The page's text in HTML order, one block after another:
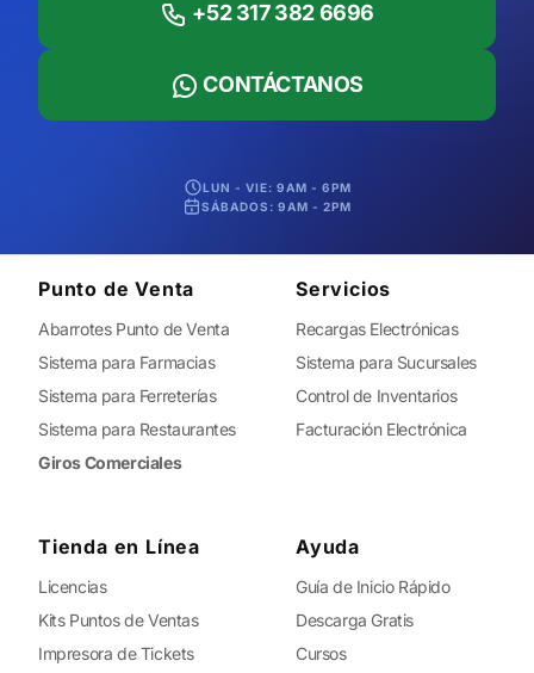
+52 317 382 6696
CONTÁCTANOS
LUN - VIE: 9AM - 6PM
SÁBADOS: 9AM - 2PM
Punto de Venta
Abarrotes Punto de Venta
Sistema para Farmacias
Sistema para Ferreterías
Sistema para Restaurantes
Giros Comerciales
Servicios
Recargas Electrónicas
Sistema para Sucursales
Control de Inventarios
Facturación Electrónica
Tienda en Línea
Licencias
Kits Puntos de Ventas
Impresora de Tickets
Ayuda
Guía de Inicio Rápido
Descarga Gratis
Cursos